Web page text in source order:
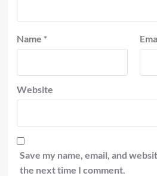
Name *
Website
Save my name, email, and
the next time I comment.